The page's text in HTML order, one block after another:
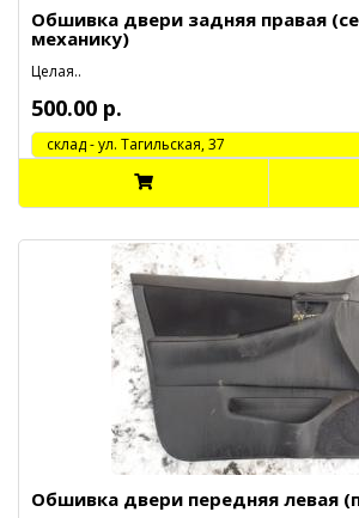
Обшивка двери задняя правая
механику)
Целая..
500.00 р.
cклад - ул. Тагильская, 37
Обшивка двери передняя левая